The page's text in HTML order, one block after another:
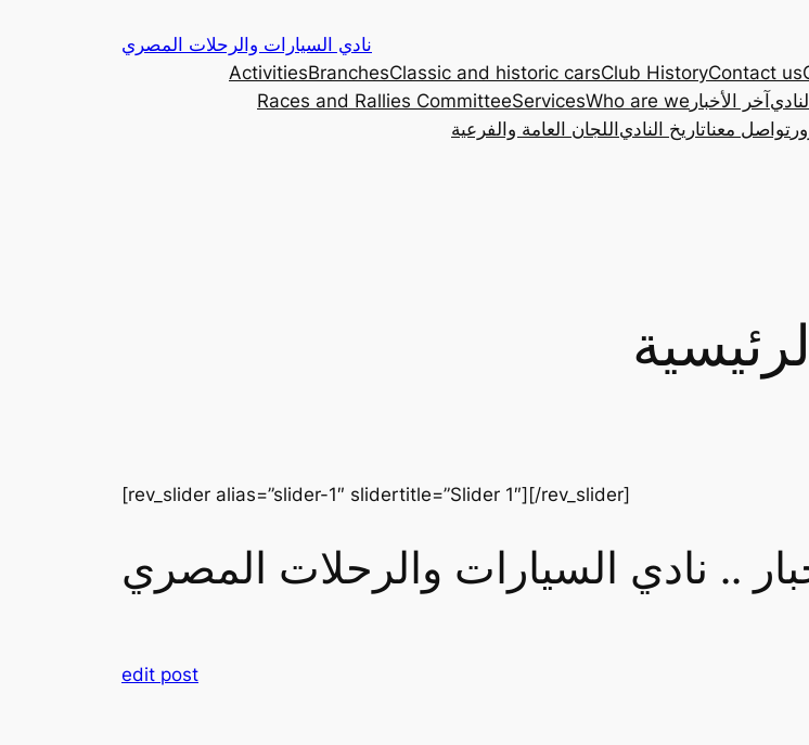
نادي السيارات والرحلات المصري
ActivitiesBranchesClassic and historic carsClub HistoryContact us
Races and Rallies CommitteeServicesWho are we آخر الأخبار
اللجان العامة والفرعية تاريخ الناديتواصل معنا
[rev_slider alias=”slider-1″ slidertitle=”Slider 1″][/rev_slider]
.. نادي السيارات والرحلات المصري
edit post